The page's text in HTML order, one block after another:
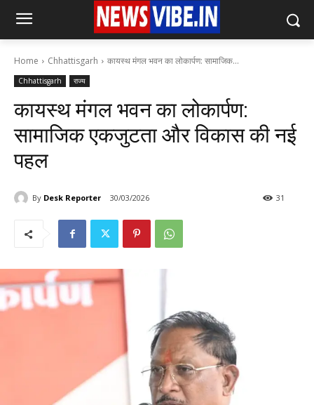
Home Chhattisgarh कायस्थ मंगल भवन का लोकार्पण: सामाजिक...
Chhattisgarh राज्य
कायस्थ मंगल भवन का लोकार्पण:
सामाजिक एकजुटता और विकास की नई
पहल
By Desk Reporter 30/03/2026 31